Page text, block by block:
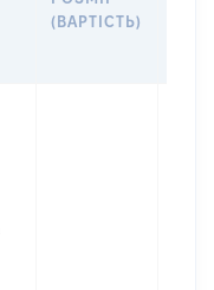
(ВАРТІСТЬ)